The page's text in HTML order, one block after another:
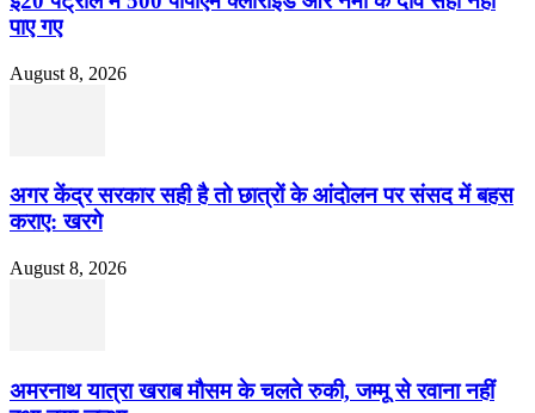
पाए गए
August 8, 2026
अगर केंद्र सरकार सही है तो छात्रों के आंदोलन पर संसद में बहस
कराए: खरगे
August 8, 2026
अमरनाथ यात्रा खराब मौसम के चलते रुकी, जम्मू से रवाना नहीं